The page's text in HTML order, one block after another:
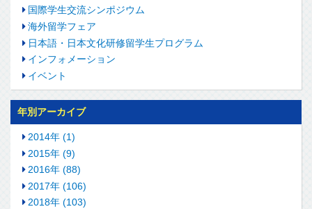
国際学生交流シンポジウム
海外留学フェア
日本語・日本文化研修留学生プログラム
インフォメーション
イベント
年別アーカイブ
2014年 (1)
2015年 (9)
2016年 (88)
2017年 (106)
2018年 (103)